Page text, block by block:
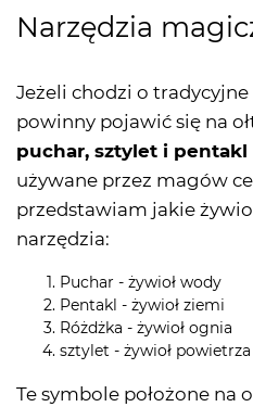
Narzędzia
Jeżeli chodzi o
powinny pojawić się na
puchar, sztylet i pentakl
używane przez magów
przedstawiam jakie
narzędzia:
Puchar - żywioł wody
Pentakl - żywioł ziemi
Różdżka - żywioł ognia
sztylet - żywioł powietrza
Te symbole położone na